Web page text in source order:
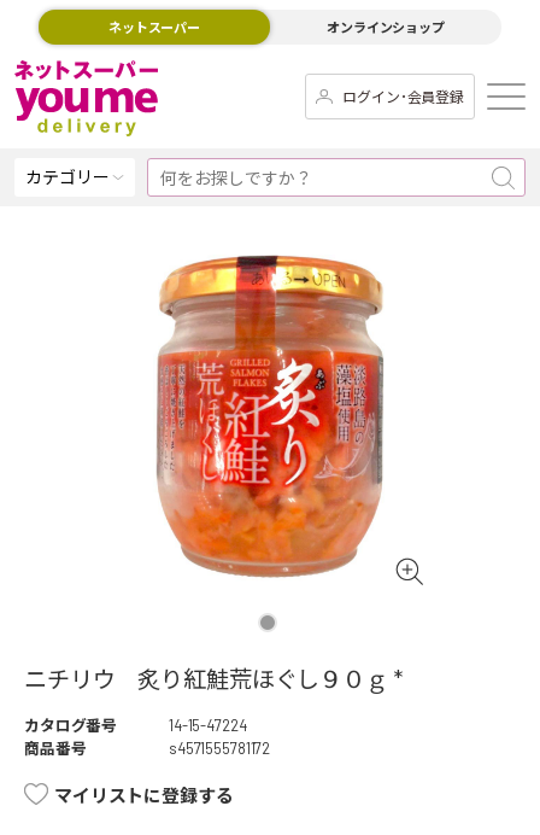
ネットスーパー オンラインショップ
ログイン･会員登録
カテゴリー
ニチリウ 炙り紅鮭荒ほぐし９０ｇ *
カタログ番号
14-15-47224
商品番号
s4571555781172
マイリストに登録する